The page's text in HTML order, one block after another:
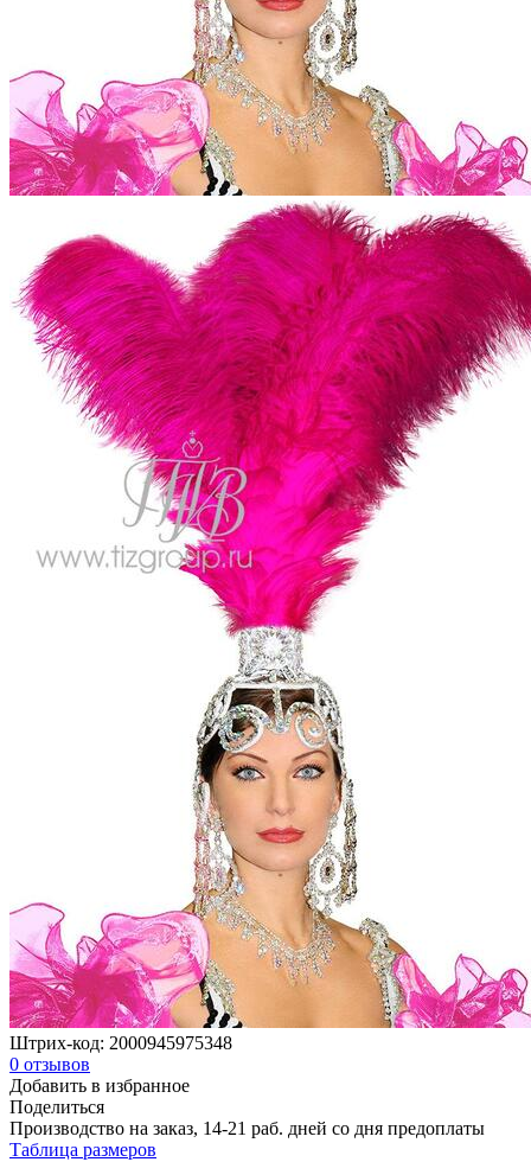
Штрих-код: 2000945975348
0 отзывов
Добавить в избранное
Поделиться
Производство на заказ, 14-21 раб. дней со дня предоплаты
Таблица размеров